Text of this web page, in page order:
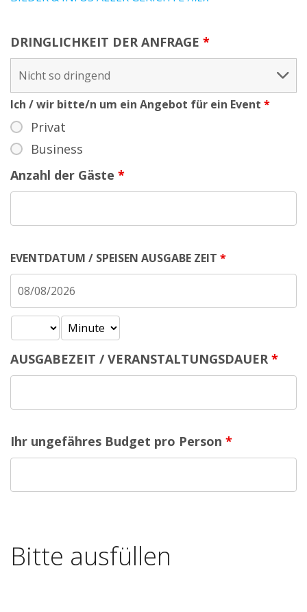
DRINGLICHKEIT DER ANFRAGE *
Ich / wir bitte/n um ein Angebot für ein Event *
Privat
Business
Anzahl der Gäste *
EVENTDATUM / SPEISEN AUSGABE ZEIT *
AUSGABEZEIT / VERANSTALTUNGSDAUER *
Ihr ungefähres Budget pro Person *
Bitte ausfüllen